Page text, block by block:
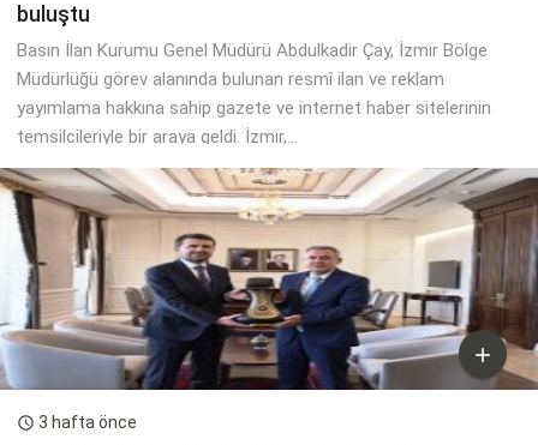
buluştu
Basın İlan Kurumu Genel Müdürü Abdulkadir Çay, İzmir Bölge
Müdürlüğü görev alanında bulunan resmî ilan ve reklam
yayımlama hakkına sahip gazete ve internet haber sitelerinin
temsilcileriyle bir araya geldi. İzmir,...

 3 hafta önce